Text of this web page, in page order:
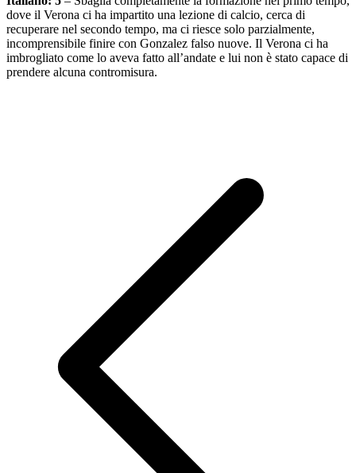
dove il Verona ci ha impartito una lezione di calcio, cerca di
recuperare nel secondo tempo, ma ci riesce solo parzialmente,
incomprensibile finire con Gonzalez falso nuove. Il Verona ci ha
imbrogliato come lo aveva fatto all’andate e lui non è stato capace di
prendere alcuna contromisura.